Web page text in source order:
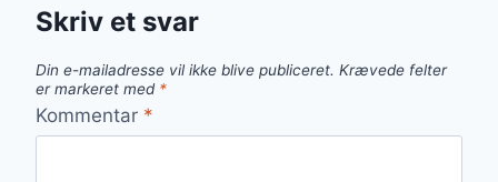
Skriv et svar
Din e-mailadresse vil ikke blive publiceret. Krævede felter
er markeret med *
Kommentar *